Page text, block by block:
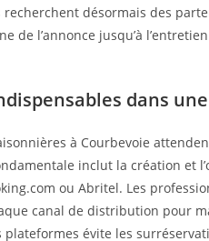
désormais des
de l’annonce jusqu’à
dans
à Courbevoie
inclut la création et
ou Abritel. Les
canal de distribution pour
évite les